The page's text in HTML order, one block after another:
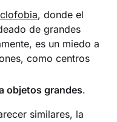
, donde el
de grandes
es un miedo a
como centros
objetos grandes.
similares, la